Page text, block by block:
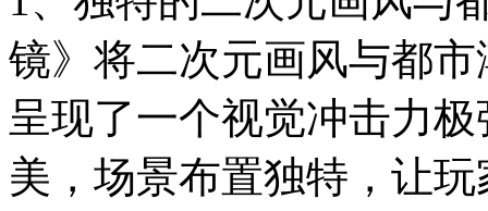
镜》将二次元画风与都
呈现了一个视觉冲击力
美，场景布置独特，让